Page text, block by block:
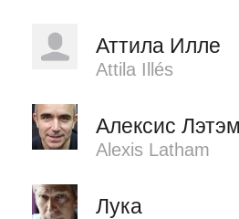
Аттила Илле
Attila Illés
Алексис
Alexis Latham
Лука